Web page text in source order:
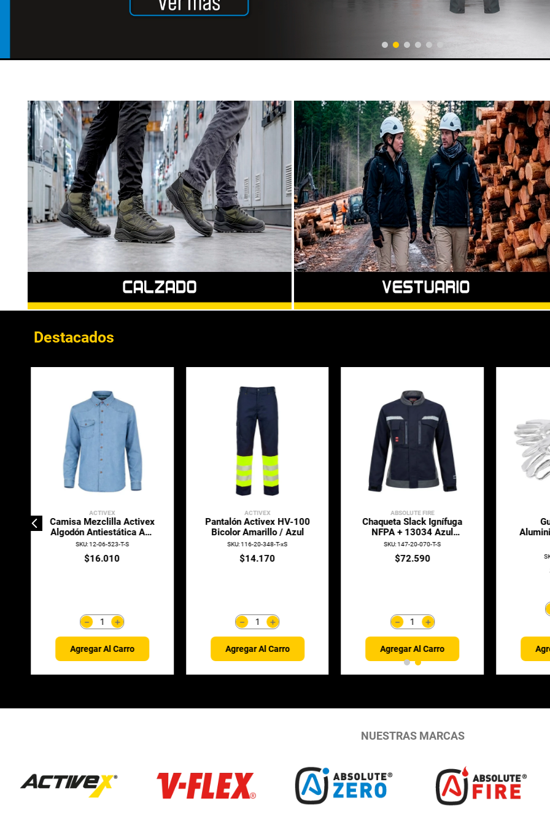
Destacados
ACTIVEX
Botin De Seguridad
Activex AX1
SKU:104-20-016-T-34
$18.810
＋
－
Agregar Al Carro
ABSOLUTE ZERO
Camisa Lightwind H2600
UV Azul Marino
SKU:116-20-258-T-S
$19.220
＋
－
Agregar Al Carro
ABSOLUTE FIRE
Balaclava Ignífuga
Absolute Fire 12Cal
FRBALAT NFPA Azul
SKU:116-20-227
Agregar Al Carro
Blusa
NUESTRAS MARCAS